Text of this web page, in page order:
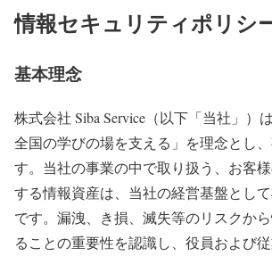
情報セキュリティポリシ
基本理念
株式会社 Siba Service（以下「当社」）
全国の学びの場を支える」を理念とし
す。当社の事業の中で取り扱う、お客
する情報資産は、当社の経営基盤とし
です。漏洩、き損、滅失等のリスクか
ることの重要性を認識し、役員および